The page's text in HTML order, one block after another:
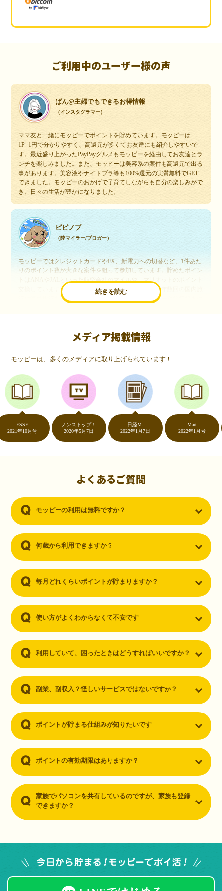
ご利用中のユーザー様の声
ぱん@主婦でもできるお得情報
（インスタグラマー）
ママ友と一緒にモッピーでポイントを貯めています。モッピーは
1P=1円で分かりやすく、高還元が多くてお友達にも紹介しやすいで
す。最近盛り上がったPayPayグルメもモッピーを経由してお友達とラ
ンチを楽しみました。また、モッピーは美容系の案件も高還元で出る
事があります。美容液やナイトブラ等も100%還元の実質無料でGET
できました。モッピーのおかげで子育てしながらも自分の楽しみがで
き、日々の生活が豊かになりました。
続きを読む
ピピノブ
（陸マイラー/ブロガー）
モッピーではクレジットカードやFX、新電力への切替など、1件あた
りのポイント数が大きな案件を狙って参加しています。貯めたポイン
交換しています。このようにすることで、ほぼ無料で年数回の国内旅
行や海外旅行を実現しています。モッピーは陸マイラーや旅行好きに
いつものネットショッピングが、モッピーでお得
（20代・女性）
友達に勧められてモッピーをはじめました。空いた時間にスマホで買
い物をすることが多いのですが、モッピーを経由するだけでショップ
のポイントとモッピーのポイントが二重で貯まることを知り、ビック
リ…！いつものネットショッピングをモッピーを経由するだけでポイ
ントが貯まるなんて…もっと早く教えてほしかった～！貯まったポイ
ントはギフト券に交換して、プチ贅沢を楽しんでます♪
（30代・男性）
ーを知りました。クレジットカードを発行するだけでポイントが貯ま
るならと無料登録して、クレジットカードの発行やアプリダウンロー
メディア掲載情報
モッピーは、多くのメディアに取り上げられています！
年10月号
ノンストップ！
2020年5月7日
日経MJ
2022年1月7日
2022年1月号
よくあるご質問
モッピーの利用は無料ですか？
何歳から利用できますか？
毎月どれくらいポイントが貯まりますか？
使い方がよくわからなくて不安です
利用していて、困ったときはどうすればいいですか？
副業、副収入？怪しいサービスではないですか？
ポイントが貯まる仕組みが知りたいです
ポイントの有効期限はありますか？
家族でパソコンを共有しているのですが、家族も登録
できますか？